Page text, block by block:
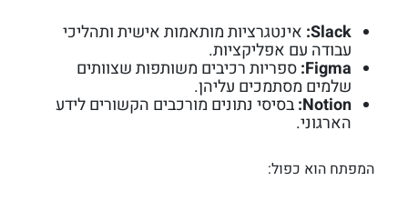
Slack: אינטגרציות מותאמות אישית ותהליכי
עבודה עם אפליקציות.
Figma: ספריות רכיבים משותפות שצוותים
שלמים מסתמכים עליהן.
Notion: בסיסי נתונים מורכבים הקשורים לידע
הארגוני.
המפתח הוא כפול: